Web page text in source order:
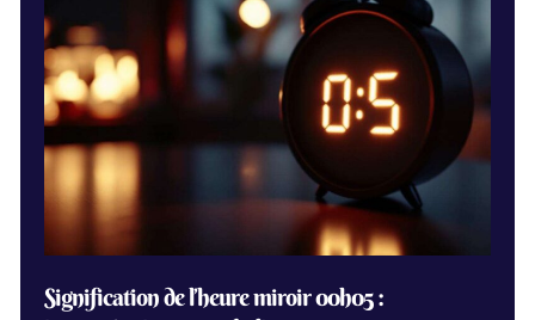
Signification de l’heure miroir 00h05 :